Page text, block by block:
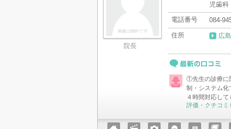
院長
児歯科
電話番号
084-
住所
広
最新の口コミ①先生の診療に
制・システム
４時間対応し
評価・クチコミ